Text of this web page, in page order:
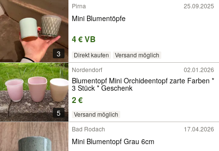
3
Pirna 25.09.2025
Mini Blumentöpfe
4 € VB
Direkt kaufen Versand möglich
5
Nordendorf 02.01.2026
Blumentopf Mini Orchideentopf zarte Farben *
3 Stück * Geschenk
2 €
Versand möglich
Bad Rodach
17.04.2026
Mini Blumentopf Grau 6cm